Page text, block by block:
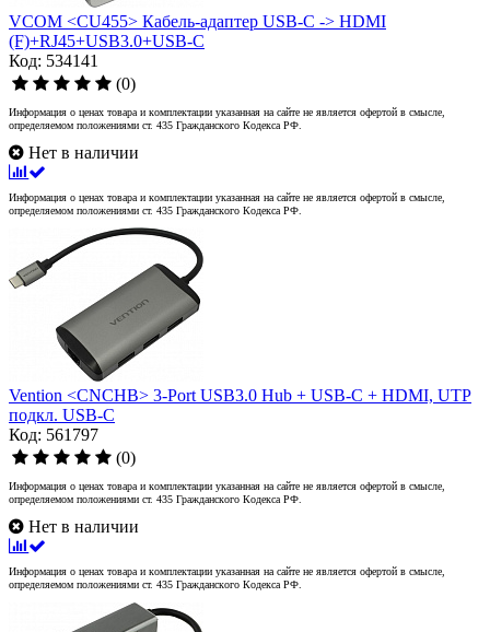
VCOM <CU455> Кабель-адаптер USB-C -> HDMI
(F)+RJ45+USB3.0+USB-C
Код: 534141
(0)
Информация о ценах товара и комплектации указанная на сайте не является офертой в смысле,
определяемом положениями ст. 435 Гражданского Кодекса РФ.
Нет в наличии
Информация о ценах товара и комплектации указанная на сайте не является офертой в смысле,
определяемом положениями ст. 435 Гражданского Кодекса РФ.
Vention <CNCHB> 3-Port USB3.0 Hub + USB-C + HDMI, UTP
подкл. USB-C
Код: 561797
(0)
Информация о ценах товара и комплектации указанная на сайте не является офертой в смысле,
определяемом положениями ст. 435 Гражданского Кодекса РФ.
Нет в наличии
Информация о ценах товара и комплектации указанная на сайте не является офертой в смысле,
определяемом положениями ст. 435 Гражданского Кодекса РФ.